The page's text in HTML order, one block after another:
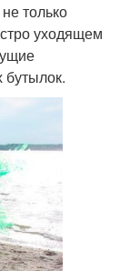
только
уходящем
бутылок.